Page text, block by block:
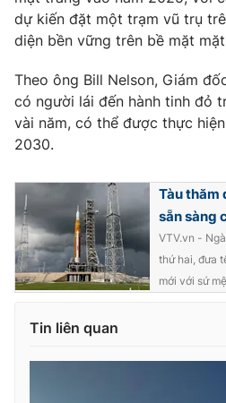
dự kiến ​​đặt một trạm vũ trụ
diện bền vững trên bề mặt
Theo ông Bill Nelson, Giám
có người lái đến hành tinh đỏ
vài năm, có thể được thực
2030.
Tàu thăm
sẵn sàng
VTV.vn -
thứ hai, đưa
mới với sứ
Tin liên quan